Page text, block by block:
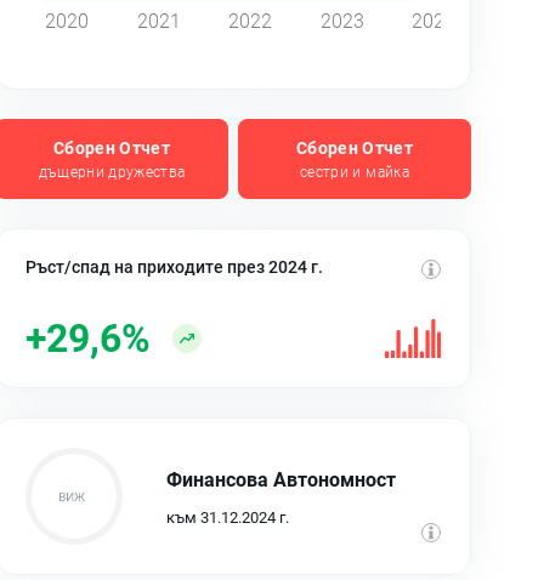
2020 2021 2022 2023 2024
Сборен Отчет
дъщерни дружества
Сборен Отчет
сестри и майка
Ръст/спад на приходите през 2024 г.
+29,6%
Финансова Автономност
към 31.12.2024 г.